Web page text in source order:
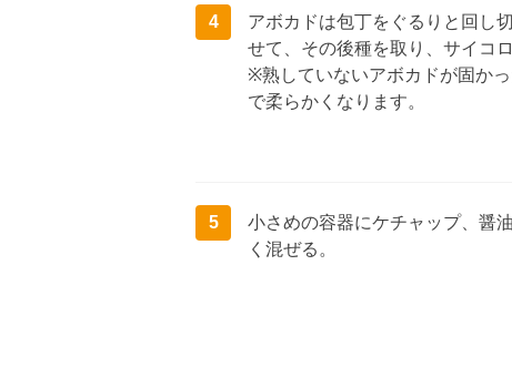
4
アボカドは包丁をぐるりと回し
せて、その後種を取り、サイコロ
※熟していないアボカドが固か
で柔らかくなります。
5
小さめの容器にケチャップ、醤
く混ぜる。